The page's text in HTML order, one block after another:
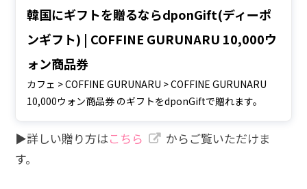
韓国にギフトを贈るならdponGift(ディーポ
ンギフト) | COFFINE GURUNARU 10,000ウ
ォン商品券
カフェ > COFFINE GURUNARU > COFFINE GURUNARU
10,000ウォン商品券 のギフトをdponGiftで贈れます。
▶︎詳しい贈り方はこちら
からご覧いただけま
す。